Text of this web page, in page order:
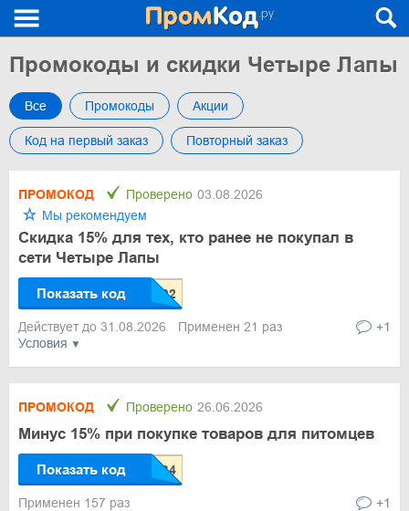
Промокоды и скидки Четыре Лапы
Все Промокоды Акции
Код на первый заказ Повторный заказ
Условия
ПРОМОКОД Проверено 03.08.2026
Мы рекомендуем
Скидка 15% для тех, кто ранее не покупал в
сети Четыре Лапы
Показать код
Действует до 31.08.2026 Применен 21 раз +1
ПРОМОКОД Проверено 26.06.2026
Минус 15% при покупке товаров для питомцев
Показать код
Применен 157 раз +1